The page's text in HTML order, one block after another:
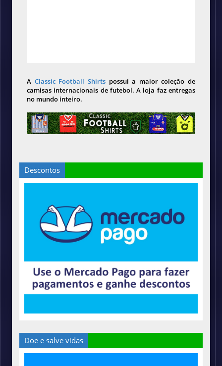
A Classic Football Shirts possui a maior coleção de
camisas internacionais de futebol. A loja faz entregas
no mundo inteiro.
Descontos
Doe e salve vidas